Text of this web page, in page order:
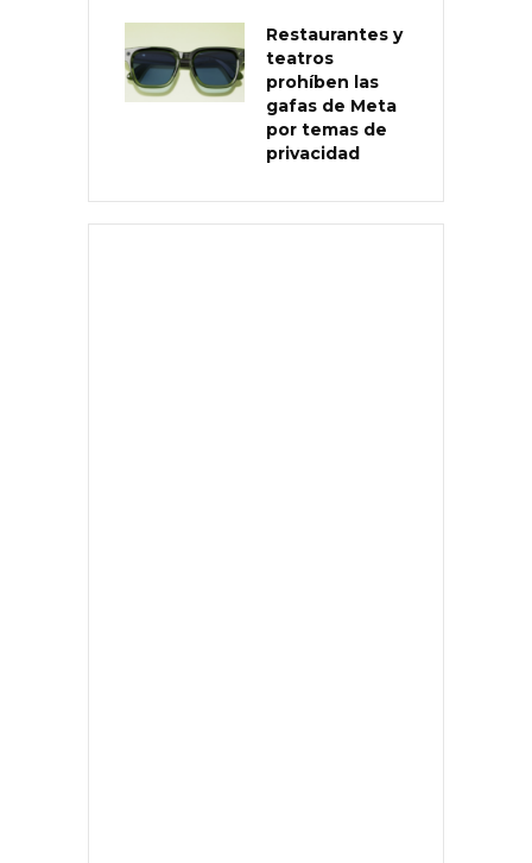
Restaurantes y
teatros
prohíben las
gafas de Meta
por temas de
privacidad